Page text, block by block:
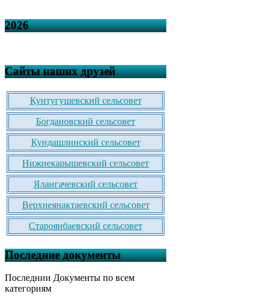
2026
Сайты наших друзей
Кунтугушевский сельсовет
Богдановский сельсовет
Кундашлинский сельсовет
Нижнекарышевский сельсовет
Ялангачевский сельсовет
Верхнеянактаевский сельсовет
Староянбаевский сельсовет
Последние документы
Последнии Документы по всем
категориям